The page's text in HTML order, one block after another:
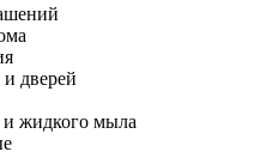
дверей
жидкого мыла